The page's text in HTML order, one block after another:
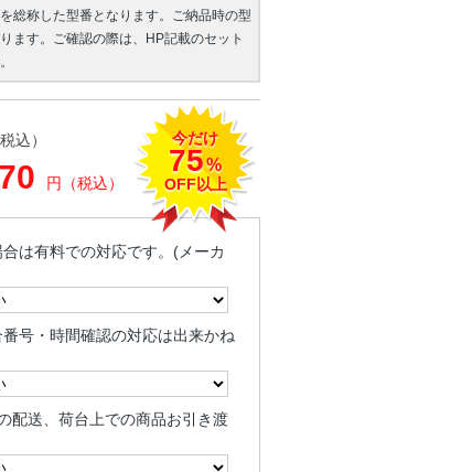
総称した型番となります。ご納品時の型
ます。ご確認の際は、HP記載のセット
込）
円（税込）
今だけ
75%
OFF以上
は有料での対応です。(メーカ
号・時間確認の対応は出来かね
配送、荷台上での商品お引き渡